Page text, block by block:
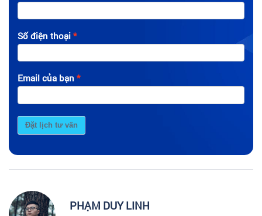
Số điện thoại
Email của bạn
Đặt lịch tư vấn
PHẠM DUY LINH